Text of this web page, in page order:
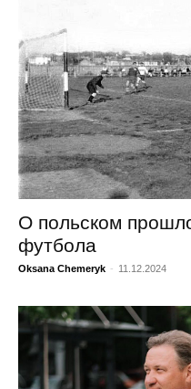
О польском
футбола
Oksana Chemeryk - 11.12.2024